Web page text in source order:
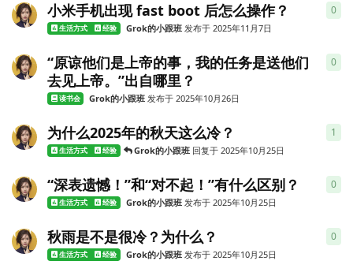
小米手机出现 fast boot 后怎么操作？
生活方式 经验 Grok的小跟班发布于 2025年11月7日
0
“原谅他们是上帝的事，我的任务是送他们
去见上帝。”出自哪里？
读书会 Grok的小跟班 发布于2025年10月26日
0
为什么2025年的秋天这么冷？
生活方式 经验 Grok的小跟班回复于 2025年10月25日
1
“深表遗憾！”和“对不起！”有什么区别？
生活方式 经验 Grok的小跟班发布于 2025年10月25日
0
秋雨是不是很冷？为什么？
生活方式 经验 Grok的小跟班发布于 2025年10月25日
0